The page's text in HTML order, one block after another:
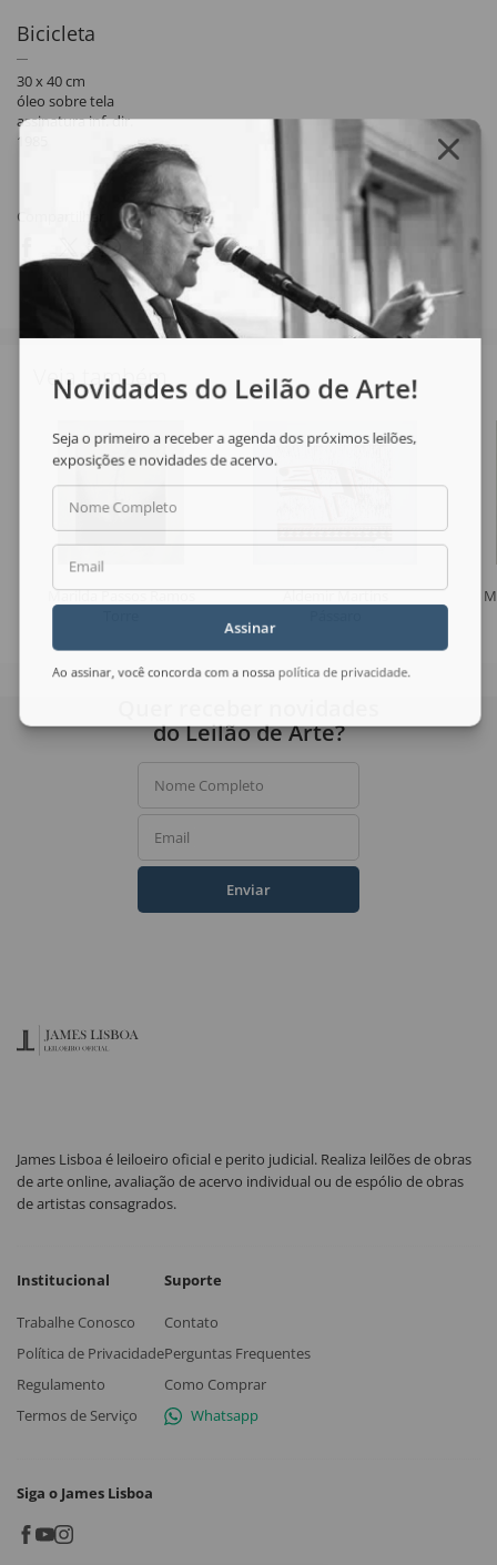
Bicicleta
30 x 40 cm
óleo sobre tela
assinatura inf. dir.
1985
Compartilhar
Veja também
Marilda Passos Ramos
Aldemir Martins
Novidades do Leilão de Arte!
Seja o primeiro a receber a agenda dos próximos leilões,
exposições e novidades de acervo.
Nome Completo
Email
Assinar
Ao assinar, você concorda com a nossa política de privacidade.
do Leilão de Arte?
Nome Completo
Email
Enviar
James Lisboa é leiloeiro oficial e perito judicial. Realiza leilões de obras
de arte online, avaliação de acervo individual ou de espólio de obras
de artistas consagrados.
Institucional
Trabalhe Conosco
Política de Privacidade
Regulamento
Termos de Serviço
Suporte
Contato
Perguntas Frequentes
Como Comprar
Whatsapp
Siga o James Lisboa